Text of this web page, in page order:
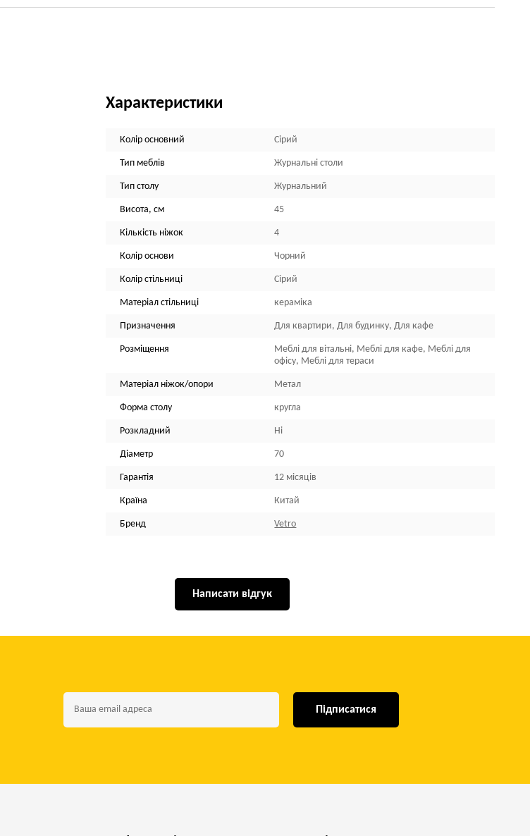
Характеристики
Колір основний Сірий
Тип меблів Журнальні столи
Тип столу Журнальний
Висота, см 45
Кількість ніжок 4
Колір основи Чорний
Колір стільниці Сірий
Матеріал стільниці кераміка
Призначення Для квартири, Для будинку, Для кафе
Розміщення
Меблі для вітальні, Меблі для кафе, Меблі для
офісу, Меблі для тераси
Матеріал ніжок/опори Метал
Форма столу кругла
Розкладний Ні
Діаметр 70
Гарантія 12 місяців
Країна Китай
Бренд Vetro
Написати відгук
Підписатися